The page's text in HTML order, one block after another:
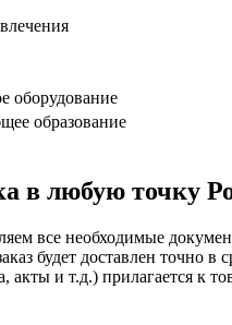
оборудование
образование
в любую точку
все необходимые
будет доставлен точно в
акты и т.д.) прилагается к